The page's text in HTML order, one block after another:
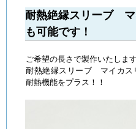
耐熱絶縁スリーブ
も可能です！
ご希望の長さで製作いたします
耐熱絶縁スリーブ マイカス
耐熱機能をプラス！！